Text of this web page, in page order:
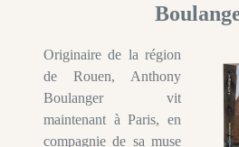
Originaire de la région
de Rouen, Anthony
Boulanger vit
maintenant à Paris, en
compagnie de sa muse